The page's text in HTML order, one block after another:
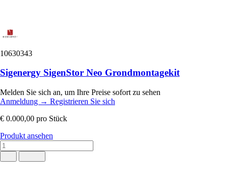
10630343
Sigenergy SigenStor Neo Grondmontagekit
Melden Sie sich an, um Ihre Preise sofort zu sehen
Anmeldung → Registrieren Sie sich
€ 0.000,00 pro Stück
Produkt ansehen